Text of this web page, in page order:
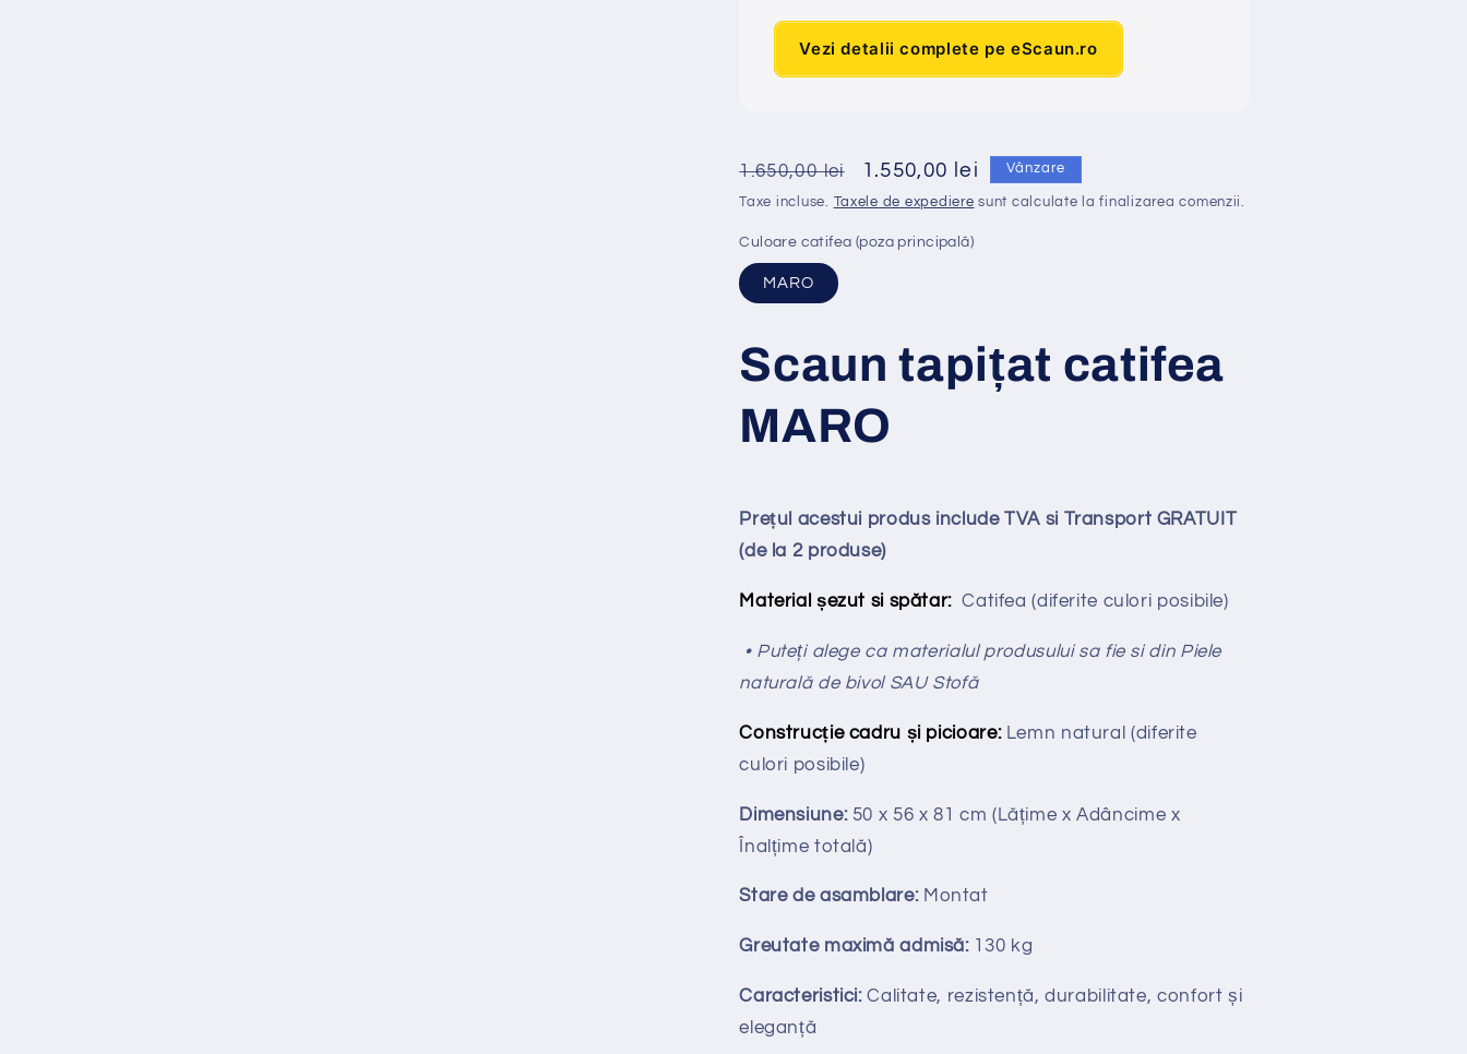
Vezi detalii complete pe eScaun.ro
Preț
obișnuit
1.650,00 lei
Preț
redus
1.550,00 lei Vânzare
Taxe incluse. Taxele de expediere sunt calculate la finalizarea comenzii.
Culoare catifea (poza principală)
MARO
Scaun tapițat catifea
MARO
Prețul acestui produs include TVA si Transport GRATUIT
(de la 2 produse)
Material șezut si spătar: Catifea (diferite culori posibile)
• Puteți alege ca materialul produsului sa fie si din Piele
naturală de bivol SAU Stofă
Construcție cadru și picioare: Lemn natural (diferite
culori posibile)
Dimensiune: 50 x 56 x 81 cm (Lățime x Adâncime x
Înalțime totală)
Stare de asamblare: Montat
Greutate maximă admisă: 130 kg
Caracteristici:Calitate, rezistență, durabilitate, confort și
eleganță